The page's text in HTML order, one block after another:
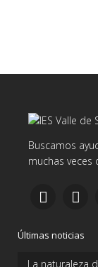
Buscamos
muchas
Últimas noticias
La naturaleza